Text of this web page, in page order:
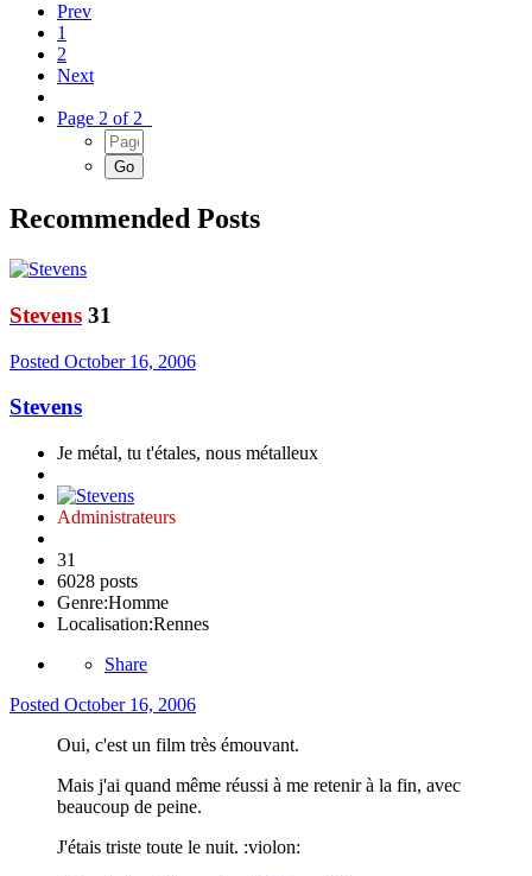
Prev
1
2
Next
Page 2 of 2
Recommended Posts
Stevens 31
Posted October 16, 2006
Stevens
Je métal, tu t'étales, nous métalleux
Administrateurs
31
6028 posts
Genre:Homme
Localisation:Rennes
Share
Posted October 16, 2006
Oui, c'est un film très émouvant.
Mais j'ai quand même réussi à me retenir à la fin, avec
beaucoup de peine.
J'étais triste toute le nuit. :violon: